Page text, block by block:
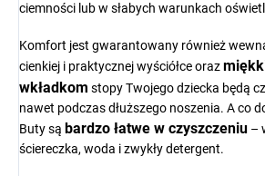
ciemności lub w słabych warunkach
Komfort jest gwarantowany również
cienkiej i praktycznej wyściółce oraz
wkładkom stopy Twojego dziecka będą
nawet podczas dłuższego noszenia. A co
Buty są bardzo łatwe w czyszczeniu –
ściereczka, woda i zwykły detergent.